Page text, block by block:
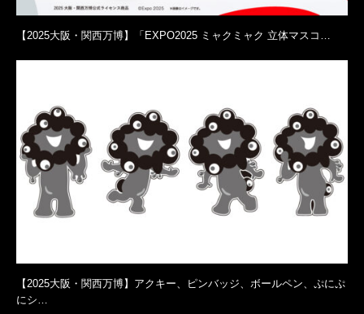
【2025大阪・関西万博】「EXPO2025 ミャクミャク 立体マスコ…
【2025大阪・関西万博】アクキー、ピンバッジ、ボールペン、ぷにぷ
にシ…